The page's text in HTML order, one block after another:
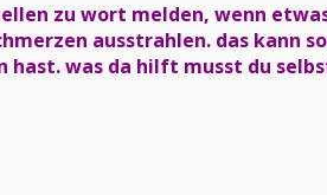
zu wort melden, wenn
ausstrahlen. das kann
was da hilft musst du